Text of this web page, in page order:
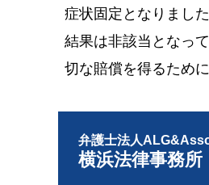
症状固定となりまし
結果は非該当となっ
切な賠償を得るため
弁護士法人
横浜法律事務